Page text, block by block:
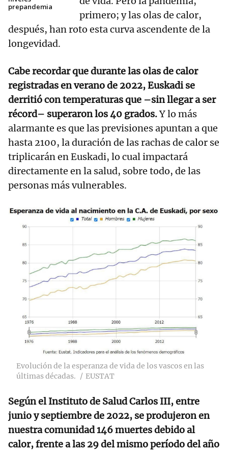
prepandemia
primero; y las olas de calor,
después, han roto esta curva ascendente de la
longevidad.
Cabe recordar que durante las olas de calor
registradas en verano de 2022, Euskadi se
derritió con temperaturas que –sin llegar a ser
récord– superaron los 40 grados.Y lo más
alarmante es que las previsiones apuntan a que
hasta 2100, la duración de las rachas de calor se
triplicarán en Euskadi, lo cual impactará
directamente en la salud, sobre todo, de las
personas más vulnerables.
Evolución de la esperanza de vida de los vascos en las
últimas décadas.
EUSTAT
Según el Instituto de Salud Carlos III, entre
junio y septiembre de 2022, se produjeron en
nuestra comunidad 146 muertes debido al
calor, frente a las 29 del mismo período del año